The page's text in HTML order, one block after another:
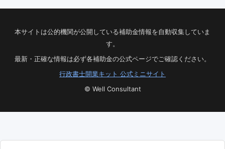
本サイトは公的機関が公開している補助金情報を自動収集していま
す。
最新・正確な情報は必ず各補助金の公式ページでご確認ください。
行政書士開業キット 公式ミニサイト
© Well Consultant